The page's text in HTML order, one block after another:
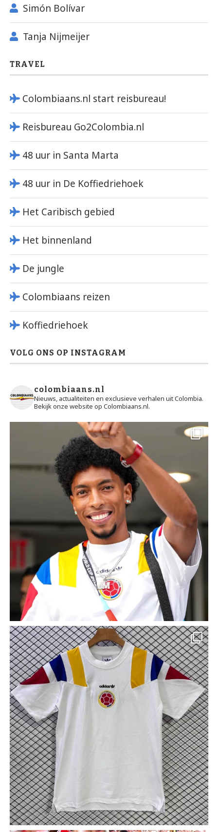
Simón Bolívar
Tanja Nijmeijer
TRAVEL
Colombiaans.nl start reisbureau!
Reisbureau Go2Colombia.nl
48 uur in Santa Marta
48 uur in De Koffiedriehoek
Het Caribisch gebied
Het binnenland
De jungle
Colombiaans reizen
Koffiedriehoek
VOLG ONS OP INSTAGRAM
colombiaans.nl
Nieuws, actualiteiten en exclusieve verhalen uit Colombia.
Bekijk onze website op Colombiaans.nl.